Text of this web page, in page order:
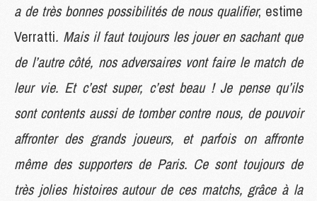
a de très bonnes possibilités de nous qualifier, estime
Verratti. Mais il faut toujours les jouer en sachant que
de l’autre côté, nos adversaires vont faire le match de
leur vie. Et c’est super, c’est beau ! Je pense qu’ils
sont contents aussi de tomber contre nous, de pouvoir
affronter des grands joueurs, et parfois on affronte
même des supporters de Paris. Ce sont toujours de
très jolies histoires autour de ces matchs, grâce à la